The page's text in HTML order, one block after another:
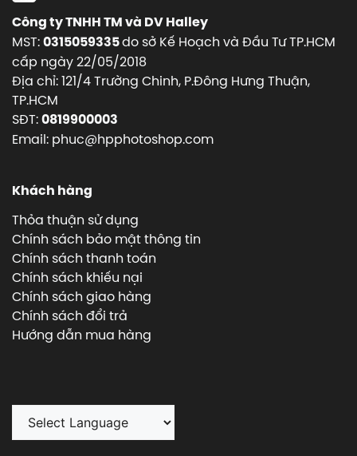
Công ty TNHH TM và DV Halley
MST:0315059335do sở Kế Hoạch và Đầu Tư TP.HCM
cấp ngày 22/05/2018
Địa chỉ: 121/4 Trường Chinh, P.Đông Hưng Thuận,
TP.HCM
SĐT:0819900003
Email: phuc@hpphotoshop.com
Khách hàng
Thỏa thuận sử dụng
Chính sách bảo mật thông tin
Chính sách thanh toán
Chính sách khiếu nại
Chính sách giao hàng
Chính sách đổi trả
Hướng dẫn mua hàng